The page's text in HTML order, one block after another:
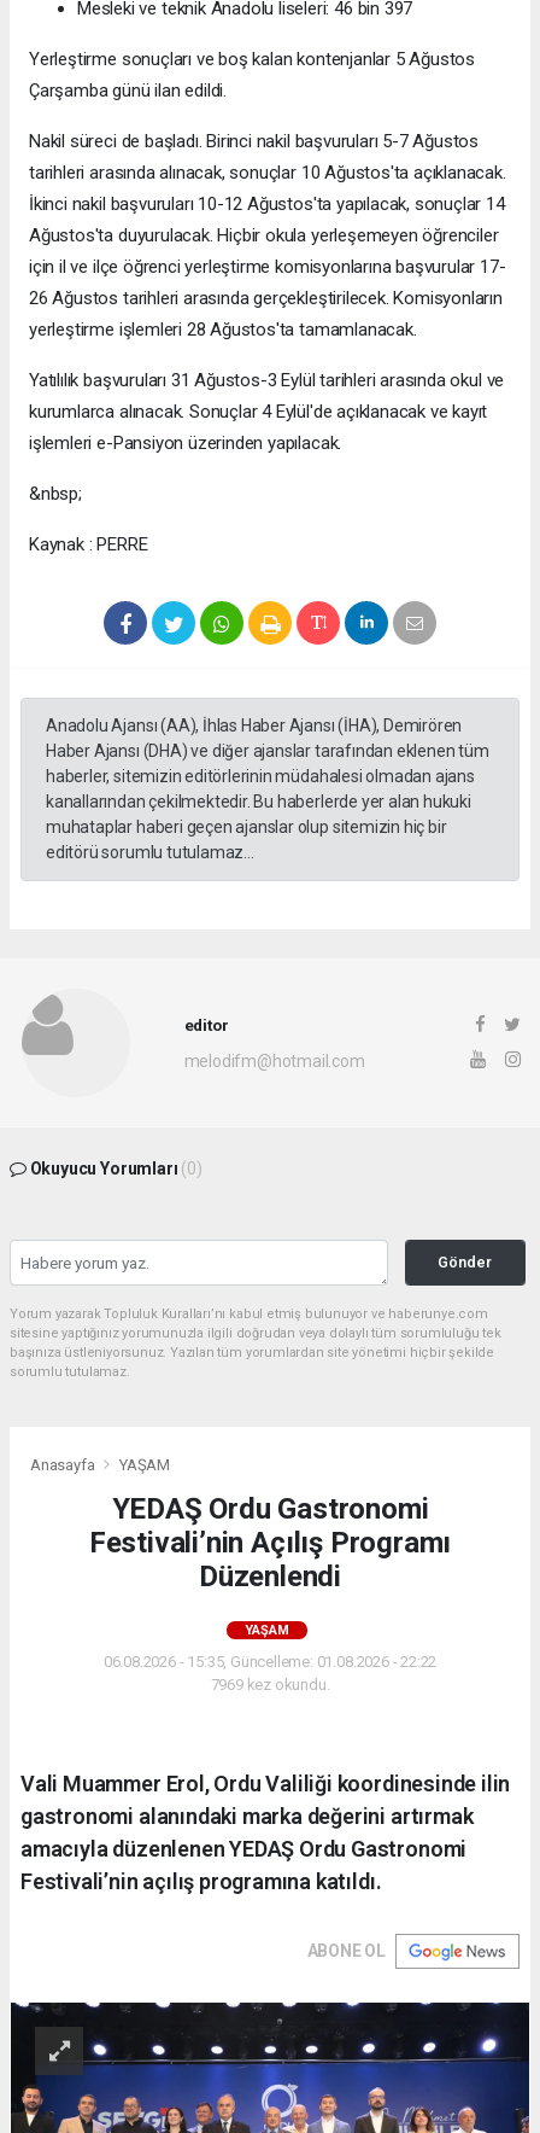
Mesleki ve teknik Anadolu liseleri: 46 bin 397
Yerleştirme sonuçları ve boş kalan kontenjanlar 5 Ağustos
Çarşamba günü ilan edildi.
Nakil süreci de başladı. Birinci nakil başvuruları 5-7 Ağustos
tarihleri arasında alınacak, sonuçlar 10 Ağustos'ta açıklanacak.
İkinci nakil başvuruları 10-12 Ağustos'ta yapılacak, sonuçlar 14
Ağustos'ta duyurulacak. Hiçbir okula yerleşemeyen öğrenciler
için il ve ilçe öğrenci yerleştirme komisyonlarına başvurular 17-
26 Ağustos tarihleri arasında gerçekleştirilecek. Komisyonların
yerleştirme işlemleri 28 Ağustos'ta tamamlanacak.
Yatılılık başvuruları 31 Ağustos-3 Eylül tarihleri arasında okul ve
kurumlarca alınacak. Sonuçlar 4 Eylül'de açıklanacak ve kayıt
işlemleri e-Pansiyon üzerinden yapılacak.
&nbsp;
Kaynak : PERRE
Anadolu Ajansı (AA), İhlas Haber Ajansı (İHA), Demirören
Haber Ajansı (DHA) ve diğer ajanslar tarafından eklenen tüm
haberler, sitemizin editörlerinin müdahalesi olmadan ajans
kanallarından çekilmektedir. Bu haberlerde yer alan hukuki
muhataplar haberi geçen ajanslar olup sitemizin hiç bir
editörü sorumlu tutulamaz...
editor
melodifm@hotmail.com
Okuyucu Yorumları (0)
Gönder
Yorum yazarak Topluluk Kuralları’nı kabul etmiş bulunuyor ve haberunye.com
sitesine yaptığınız yorumunuzla ilgili doğrudan veya dolaylı tüm sorumluluğu tek
başınıza üstleniyorsunuz. Yazılan tüm yorumlardan site yönetimi hiçbir şekilde
sorumlu tutulamaz.
Anasayfa YAŞAM
YEDAŞ Ordu Gastronomi
Festivali’nin Açılış Programı
Düzenlendi
YAŞAM
06.08.2026 - 15:35, Güncelleme: 01.08.2026 - 22:22
7969 kez okundu.
Vali Muammer Erol, Ordu Valiliği koordinesinde ilin
gastronomi alanındaki marka değerini artırmak
amacıyla düzenlenen YEDAŞ Ordu Gastronomi
Festivali’nin açılış programına katıldı.
ABONE OL